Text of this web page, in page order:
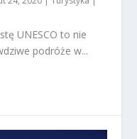
UNESCO to nie
podróże w...